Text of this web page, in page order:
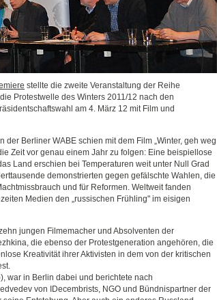
stellte die zweite Veranstaltung der Reihe
Protestwelle des Winters 2011/12 nach den
am 4. März 12 mit Film und
Berliner WABE schien mit dem Film „Winter, geh weg
Zeit vor genau einem Jahr zu folgen: Eine beispiellose
Land erschien bei Temperaturen weit unter Null Grad
demonstrierten gegen gefälschte Wahlen, die
und für Reformen. Weltweit fanden
Medien den „russischen Frühling" im eisigen
jungen Filmemacher und Absolventen der
die ebenso der Protestgeneration angehören, die
Kreativität ihrer Aktivisten in dem von der kritischen
war in Berlin dabei und berichtete nach
von IDecembrists, NGO und Bündnispartner der